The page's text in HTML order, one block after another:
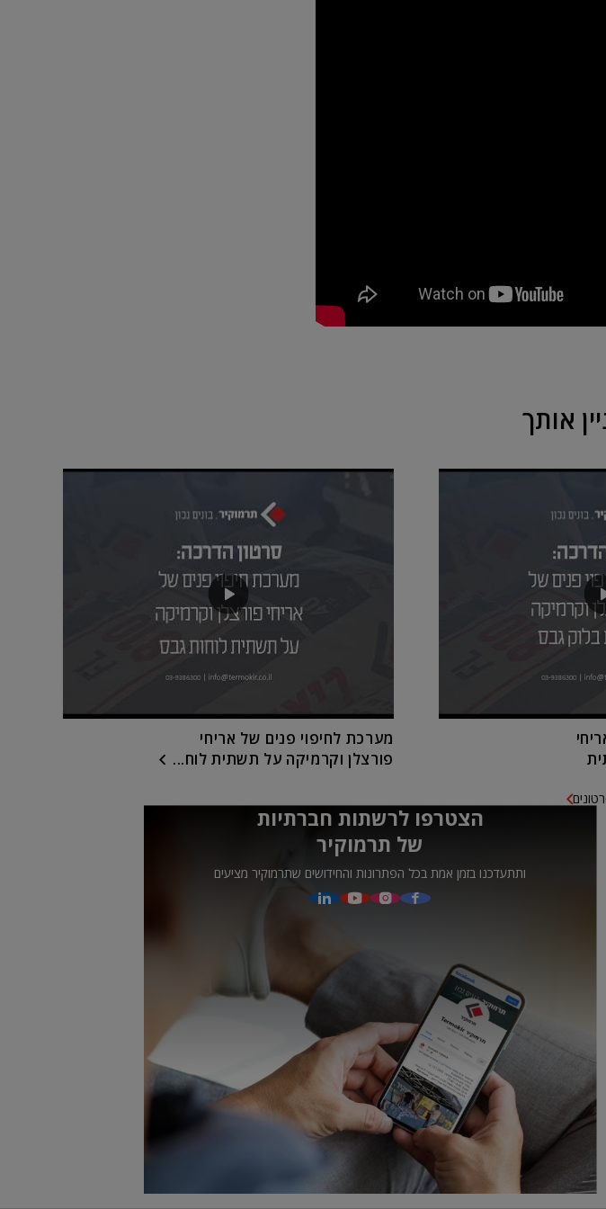
אותך
מערכת לחיפוי פנים של אריחי
פורצלן וקרמיקה על תשתית לוח...
הצטרפו לרשתות חברתיות
של תרמוקיר
ותתעדכנו בזמן אמת בכל הפתרונות והחידושים שתרמוקיר מציעים